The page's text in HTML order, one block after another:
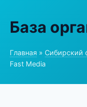
База
Главная » Сибирский
Fast Media